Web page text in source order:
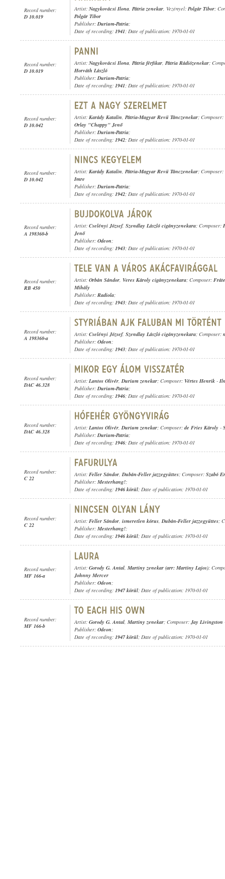
Record number:
D 10.019
Artist: Nagykovácsi Ilona, Pátria zenekar, Vezényel: Polgár Tibor;
Polgár Tibor
Publisher:Durium-Patria;
Date of recording: 1941; Date of publication: 1970-01-01
Record number:
D 10.019
Artist: Nagykovácsi Ilona, Pátria férfikar, Pátria Rádiózenekar;
Horváth László
Publisher:Durium-Patria;
Date of recording: 1941; Date of publication: 1970-01-01
Record number:
D 10.042
Artist: Karády Katalin, Pátria-Magyar Revü Tánczenekar; Composer:
Orlay "Chappy" Jenő
Publisher:Durium-Patria;
Date of recording: 1942; Date of publication: 1970-01-01
Record number:
D 10.042
Artist: Karády Katalin, Pátria-Magyar Revü Tánczenekar; Composer:
Imre
Publisher:Durium-Patria;
Date of recording: 1942; Date of publication: 1970-01-01
Record number:
A 198360-b
Artist: Cselényi József, Szendlay László cigányzenekara; Composer:
Jenő
Publisher: Odeon;
Date of recording: 1943; Date of publication: 1970-01-01
Record number:
RB 450
Artist: Orbán Sándor, Veres Károly cigányzenekara; Composer:
Mihály
Publisher: Radiola;
Date of recording: 1943; Date of publication: 1970-01-01
Record number:
A 198360-a
Artist: Cselényi József, Szendlay László cigányzenekara; Composer:
Publisher: Odeon;
Date of recording: 1943; Date of publication: 1970-01-01
Record number:
DAC 46.328
Artist: Lantos Olivér,Durium zenekar; Composer: Vértes Henrik -
Publisher:Durium-Patria;
Date of recording: 1946; Date of publication: 1970-01-01
Record number:
DAC 46.328
Artist: Lantos Olivér,Durium zenekar; Composer:de Fries Károly -
Publisher:Durium-Patria;
Date of recording: 1946; Date of publication: 1970-01-01
Record number:
C 22
Artist: Feller Sándor,Dubán-Feller jazzegyüttes; Composer: Szabó
Publisher: Mesterhang!;
Date of recording: 1946 körül; Date of publication: 1970-01-01
Record number:
C 22
Artist: Feller Sándor, ismeretlen kórus,Dubán-Feller jazzegyüttes;
Publisher: Mesterhang!;
Date of recording: 1946 körül; Date of publication: 1970-01-01
Record number:
MF 166-a
Artist: Gorody G. Antal, Martiny zenekar (arr: Martiny Lajos);
Johnny Mercer
Publisher: Odeon;
Date of recording: 1947 körül; Date of publication: 1970-01-01
Record number:
MF 166-b
Artist: Gorody G. Antal, Martiny zenekar; Composer:Jay Livingston
Publisher: Odeon;
Date of recording: 1947 körül; Date of publication: 1970-01-01